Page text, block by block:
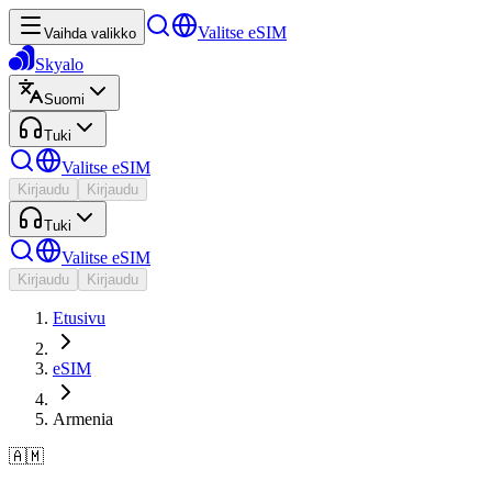
Vaihda valikko
Valitse eSIM
Skyalo
Suomi
Tuki
Valitse eSIM
Kirjaudu Kirjaudu
Tuki
Valitse eSIM
Kirjaudu Kirjaudu
Etusivu
eSIM
Armenia
🇦🇲